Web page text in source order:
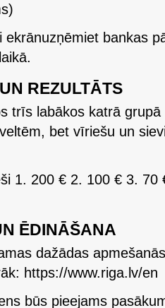
ekrānuzņēmiet bankas
REZULTĀTS
trīs labākos katrā
bet vīriešu un
1. 200 €‎ 2. 100 €‎ 3.
ĒDINĀŠANA
dažādas
https://www.riga.lv/en
būs pieejams